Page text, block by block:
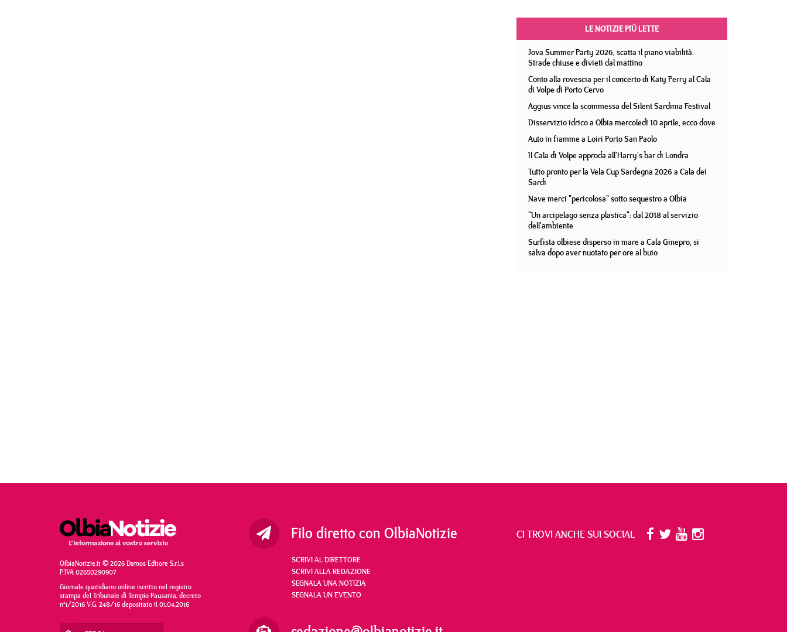
LE NOTIZIE PIÙ LETTE
Jova Summer Party 2026, scatta il piano viabilità.
Strade chiuse e divieti dal mattino
Conto alla rovescia per il concerto di Katy Perry al Cala
di Volpe di Porto Cervo
Aggius vince la scommessa del Silent Sardinia Festival
Disservizio idrico a Olbia mercoledì 10 aprile, ecco dove
Auto in fiamme a Loiri Porto San Paolo
Il Cala di Volpe approda all'Harry's bar di Londra
Tutto pronto per la Vela Cup Sardegna 2026 a Cala dei
Sardi
Nave merci "pericolosa" sotto sequestro a Olbia
"Un arcipelago senza plastica": dal 2018 al servizio
dell'ambiente
Surfista olbiese disperso in mare a Cala Ginepro, si
salva dopo aver nuotato per ore al buio
OlbiaNotizie.it © 2026 Damos Editore S.r.l.s
P.IVA 02650290907
Giornale quotidiano online iscritto nel registro
stampa del Tribunale di Tempio Pausania, decreto
n°1/2016 V.G. 248/16 depositato il 01.04.2016
Filo diretto con OlbiaNotizie
SCRIVI AL DIRETTORE
SCRIVI ALLA REDAZIONE
SEGNALA UNA NOTIZIA
SEGNALA UN EVENTO
CI TROVI ANCHE SUI SOCIAL